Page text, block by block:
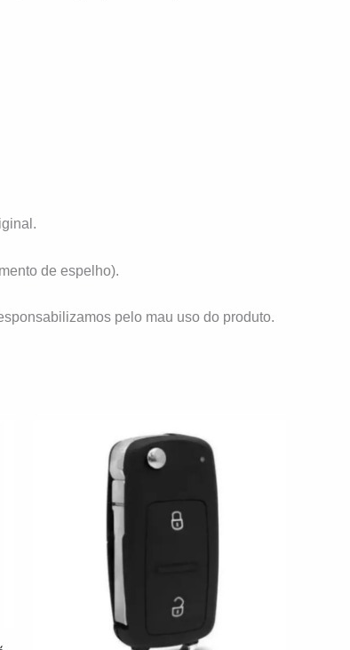
de espelho).
pelo mau uso do produto.